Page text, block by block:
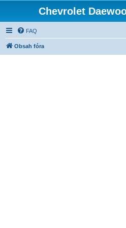
Chevrolet
FAQ
Obsah fóra